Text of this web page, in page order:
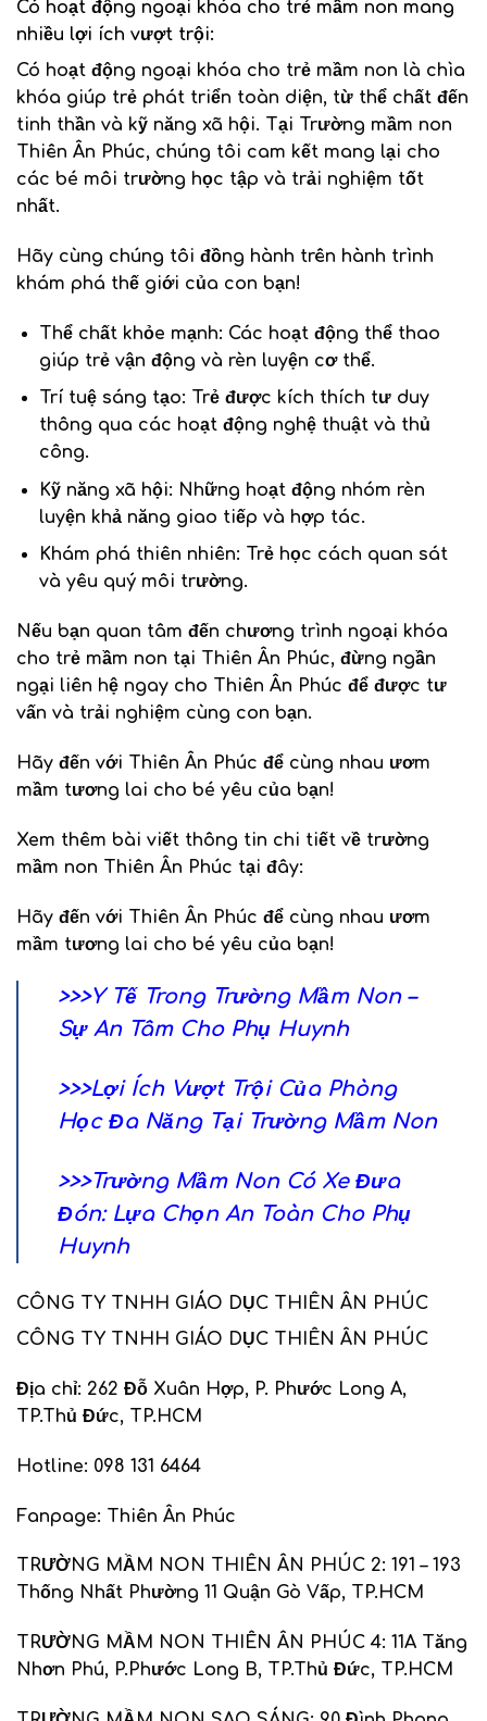
Có hoạt động ngoại khóa cho trẻ mầm non mang
nhiều lợi ích vượt trội:
Có hoạt động ngoại khóa cho trẻ mầm non là chìa
khóa giúp trẻ phát triển toàn diện, từ thể chất đến
tinh thần và kỹ năng xã hội. Tại Trường mầm non
Thiên Ân Phúc, chúng tôi cam kết mang lại cho
các bé môi trường học tập và trải nghiệm tốt
nhất.
Hãy cùng chúng tôi đồng hành trên hành trình
khám phá thế giới của con bạn!
Thể chất khỏe mạnh: Các hoạt động thể thao
giúp trẻ vận động và rèn luyện cơ thể.
Trí tuệ sáng tạo: Trẻ được kích thích tư duy
thông qua các hoạt động nghệ thuật và thủ
công.
Kỹ năng xã hội: Những hoạt động nhóm rèn
luyện khả năng giao tiếp và hợp tác.
Khám phá thiên nhiên: Trẻ học cách quan sát
và yêu quý môi trường.
Nếu bạn quan tâm đến chương trình ngoại khóa
cho trẻ mầm non tại Thiên Ân Phúc, đừng ngần
ngại liên hệ ngay cho Thiên Ân Phúc để được tư
vấn và trải nghiệm cùng con bạn.
Hãy đến với Thiên Ân Phúc để cùng nhau ươm
mầm tương lai cho bé yêu của bạn!
Xem thêm bài viết thông tin chi tiết về trường
mầm non Thiên Ân Phúc tại đây:
Hãy đến với Thiên Ân Phúc để cùng nhau ươm
mầm tương lai cho bé yêu của bạn!
>>>Y Tế Trong Trường Mầm Non –
Sự An Tâm Cho Phụ Huynh
>>>Lợi Ích Vượt Trội Của Phòng
Học Đa Năng Tại Trường Mầm Non
>>>Trường Mầm Non Có Xe Đưa
Đón: Lựa Chọn An Toàn Cho Phụ
Huynh
CÔNG TY TNHH GIÁO DỤC THIÊN ÂN PHÚC
CÔNG TY TNHH GIÁO DỤC THIÊN ÂN PHÚC
Địa chỉ: 262 Đỗ Xuân Hợp, P. Phước Long A,
TP.Thủ Đức, TP.HCM
Hotline: 098 131 6464
Fanpage: Thiên Ân Phúc
TRƯỜNG MẦM NON THIÊN ÂN PHÚC 2: 191 – 193
Thống Nhất Phường 11 Quận Gò Vấp, TP.HCM
TRƯỜNG MẦM NON THIÊN ÂN PHÚC 4: 11A Tăng
Nhơn Phú, P.Phước Long B, TP.Thủ Đức, TP.HCM